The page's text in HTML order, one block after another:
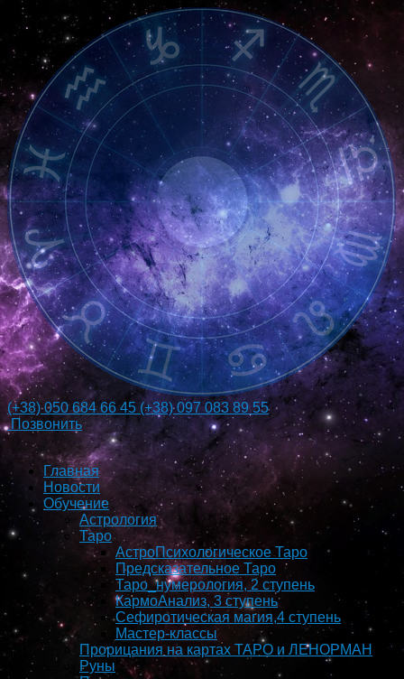
(+38)050 684 66 45 (+38)097 083 89 55
Позвонить
Главная
Новости
Обучение
Астрология
Таро
АстроПсихологическое Таро
Предсказательное Таро
Таро_нумерология, 2 ступень
КармоAнализ, 3 ступень
Сефиротическая магия,4 ступень
Мастер-классы
Прорицания на картах ТАРО и ЛЕНОРМАН
Руны